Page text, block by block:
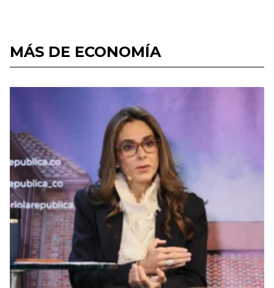
MÁS DE ECONOMÍA